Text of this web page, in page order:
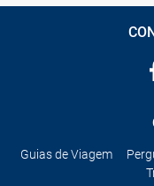
Guias de Viagem